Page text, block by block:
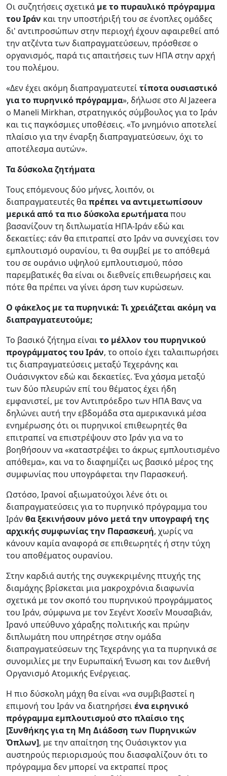
Οι συζητήσεις σχετικά με το πυραυλικό πρόγραμμα
του Ιράν και την υποστήριξή του σε ένοπλες ομάδες
δι' αντιπροσώπων στην περιοχή έχουν αφαιρεθεί από
την ατζέντα των διαπραγματεύσεων, πρόσθεσε ο
οργανισμός, παρά τις απαιτήσεις των ΗΠΑ στην αρχή
του πολέμου.
«Δεν έχει ακόμη διαπραγματευτείτίποτα ουσιαστικό
για το πυρηνικό πρόγραμμα», δήλωσε στο Al Jazeera
ο Maneli Mirkhan, στρατηγικός σύμβουλος για το Ιράν
και τις παγκόσμιες υποθέσεις. «Το μνημόνιο αποτελεί
πλαίσιο για την έναρξη διαπραγματεύσεων, όχι το
αποτέλεσμα αυτών».
Τα δύσκολα ζητήματα
Τους επόμενους δύο μήνες, λοιπόν, οι
διαπραγματευτές θαπρέπει να αντιμετωπίσουν
μερικά από τα πιο δύσκολα ερωτήματαπου
βασανίζουν τη διπλωματία ΗΠΑ-Ιράν εδώ και
δεκαετίες: εάν θα επιτραπεί στο Ιράν να συνεχίσει τον
εμπλουτισμό ουρανίου, τι θα συμβεί με το απόθεμά
του σε ουράνιο υψηλού εμπλουτισμού, πόσο
παρεμβατικές θα είναι οι διεθνείς επιθεωρήσεις και
πότε θα πρέπει να γίνει άρση των κυρώσεων.
Ο φάκελος με τα πυρηνικά: Τι χρειάζεται ακόμη να
διαπραγματευτούμε;
Το βασικό ζήτημα είναιτο μέλλον του πυρηνικού
προγράμματος του Ιράν, το οποίο έχει ταλαιπωρήσει
τις διαπραγματεύσεις μεταξύ Τεχεράνης και
Ουάσινγκτον εδώ και δεκαετίες. Ένα χάσμα μεταξύ
των δύο πλευρών επί του θέματος έχει ήδη
εμφανιστεί, με τον Αντιπρόεδρο των ΗΠΑ Βανς να
δηλώνει αυτή την εβδομάδα στα αμερικανικά μέσα
ενημέρωσης ότι οι πυρηνικοί επιθεωρητές θα
επιτραπεί να επιστρέψουν στο Ιράν για να το
βοηθήσουν να «καταστρέψει το άκρως εμπλουτισμένο
απόθεμα», και να το διαφημίζει ως βασικό μέρος της
συμφωνίας που υπογράφεται την Παρασκευή.
Ωστόσο, Ιρανοί αξιωματούχοι λένε ότι οι
διαπραγματεύσεις για το πυρηνικό πρόγραμμα του
Ιράν θα ξεκινήσουν μόνο μετά την υπογραφή της
αρχικής συμφωνίας την Παρασκευή, χωρίς να
κάνουν καμία αναφορά σε επιθεωρητές ή στην τύχη
του αποθέματος ουρανίου.
Στην καρδιά αυτής της συγκεκριμένης πτυχής της
διαμάχης βρίσκεται μια μακροχρόνια διαφωνία
σχετικά με τον σκοπό του πυρηνικού προγράμματος
του Ιράν, σύμφωνα με τον Σεγέντ Χοσεΐν Μουσαβιάν,
Ιρανό υπεύθυνο χάραξης πολιτικής και πρώην
διπλωμάτη που υπηρέτησε στην ομάδα
διαπραγματεύσεων της Τεχεράνης για τα πυρηνικά σε
συνομιλίες με την Ευρωπαϊκή Ένωση και τον Διεθνή
Οργανισμό Ατομικής Ενέργειας.
Η πιο δύσκολη μάχη θα είναι «να συμβιβαστεί η
επιμονή του Ιράν να διατηρήσειένα ειρηνικό
πρόγραμμα εμπλουτισμού στο πλαίσιο της
[Συνθήκης για τη Μη Διάδοση των Πυρηνικών
Όπλων], με την απαίτηση της Ουάσιγκτον για
αυστηρούς περιορισμούς που διασφαλίζουν ότι το
πρόγραμμα δεν μπορεί να εκτραπεί προς